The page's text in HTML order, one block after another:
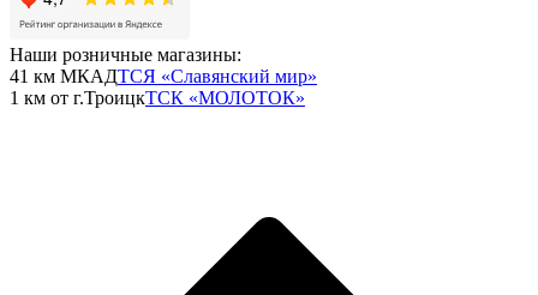
Наши розничные магазины:
41 км МКАДТСЯ «Славянский мир»
1 км от г.ТроицкТСК «МОЛОТОК»